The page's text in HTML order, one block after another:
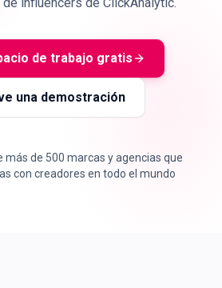
de trabajo gratis
una demostración
más de 500 marcas y agencias que
con creadores en todo el mundo